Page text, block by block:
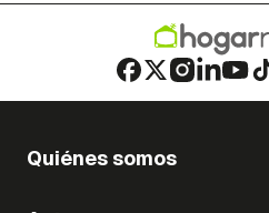
Quiénes somos